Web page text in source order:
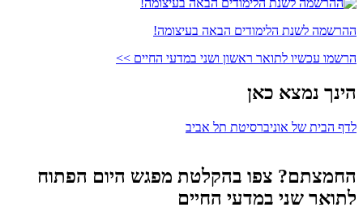
ההרשמה לשנת הלימודים הבאה בעיצומה!
הרשמו עכשיו לתואר ראשון ושני במדעי החיים >>
הינך נמצא כאן
לדף הבית של אוניברסיטת תל אביב
החמצתם? צפו בהקלטת מפגש היום הפתוח
לתואר שני במדעי החיים